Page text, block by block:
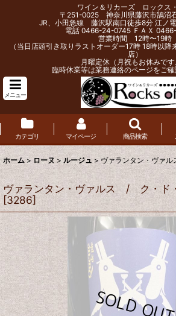
ワイン＆リカーズ ロックス
〒251-0025 神奈川県藤沢市鵠沼
JR、小田急線 藤沢駅南口徒歩8分 江ノ
電話 0466-24-0745 ＦＡＸ
営業時間 12時〜19時
（当日店頭引き取りラストオーダー17時 18時以
店）
月曜定休（月祝もお休みです
臨時休業等は業務連絡のページをご確
メニュー
カテゴリ マイページ 商品検索
ホーム > ローヌ > ルージュ > ヴァランタン・ヴ
ヴァランタン・ヴァルス / ク・
[3286]